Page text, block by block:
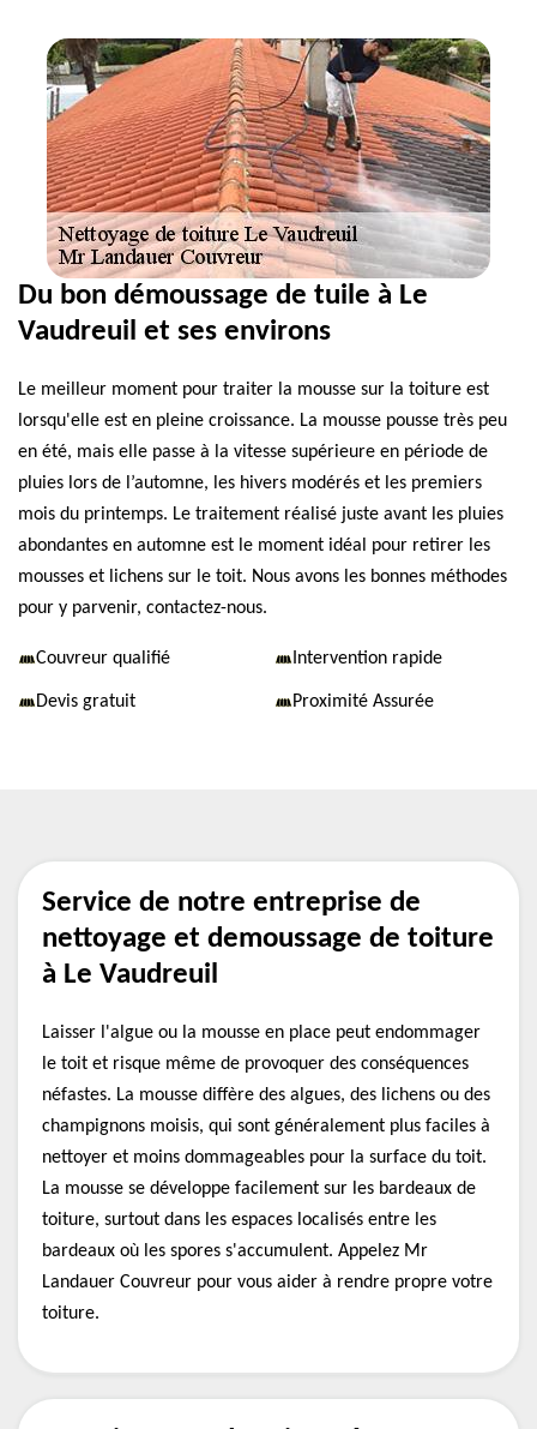
Du bon démoussage de tuile à Le
Vaudreuil et ses environs
Le meilleur moment pour traiter la mousse sur la toiture est
lorsqu'elle est en pleine croissance. La mousse pousse très peu
en été, mais elle passe à la vitesse supérieure en période de
pluies lors de l’automne, les hivers modérés et les premiers
mois du printemps. Le traitement réalisé juste avant les pluies
abondantes en automne est le moment idéal pour retirer les
mousses et lichens sur le toit. Nous avons les bonnes méthodes
pour y parvenir, contactez-nous.
Couvreur qualifié Intervention rapide
Devis gratuit Proximité Assurée
Service de notre entreprise de
nettoyage et demoussage de toiture
à Le Vaudreuil
Laisser l'algue ou la mousse en place peut endommager
le toit et risque même de provoquer des conséquences
néfastes. La mousse diffère des algues, des lichens ou des
champignons moisis, qui sont généralement plus faciles à
nettoyer et moins dommageables pour la surface du toit.
La mousse se développe facilement sur les bardeaux de
toiture, surtout dans les espaces localisés entre les
bardeaux où les spores s'accumulent. Appelez Mr
Landauer Couvreur pour vous aider à rendre propre votre
toiture.